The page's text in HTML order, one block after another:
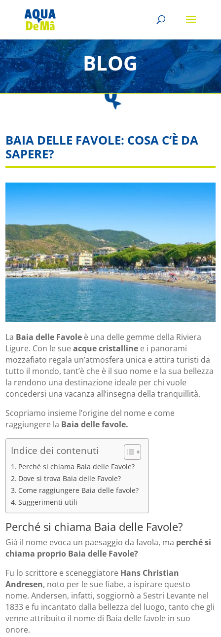
BLOG
BAIA DELLE FAVOLE: COSA C’È DA
SAPERE?
La Baia delle Favole è una delle gemme della Riviera
Ligure. Con le sueacque cristalline e i panorami
mozzafiato regala un’atmosfera unica e attira turisti da
tutto il mondo, tant’è che è il suo nome e la sua bellezza
la rendono una destinazione ideale per chi vuole
concedersi una vacanza all’insegna della tranquillità.
Scopriamo insieme l’origine del nome e come
raggiungere la Baia delle favole.
Indice dei contenuti
Perché si chiama Baia delle Favole?
Dove si trova Baia delle Favole?
Come raggiungere Baia delle favole?
Suggerimenti utili
Perché si chiama Baia delle Favole?
Già il nome evoca un paesaggio da favola, ma perché si
chiama proprio Baia delle Favole?
Fu lo scrittore e sceneggiatore Hans Christian
Andresen, noto per le sue fiabe, a ispirare questo
nome. Andersen, infatti, soggiornò a Sestri Levante nel
1833 e fu incantato dalla bellezza del luogo, tanto che gli
venne attribuito il nome di Baia delle favole in suo
onore.